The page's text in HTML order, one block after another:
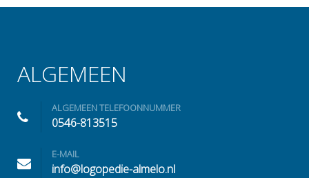
ALGEMEEN
ALGEMEEN TELEFOONNUMMER
0546-813515
E-MAIL
info@logopedie-almelo.nl